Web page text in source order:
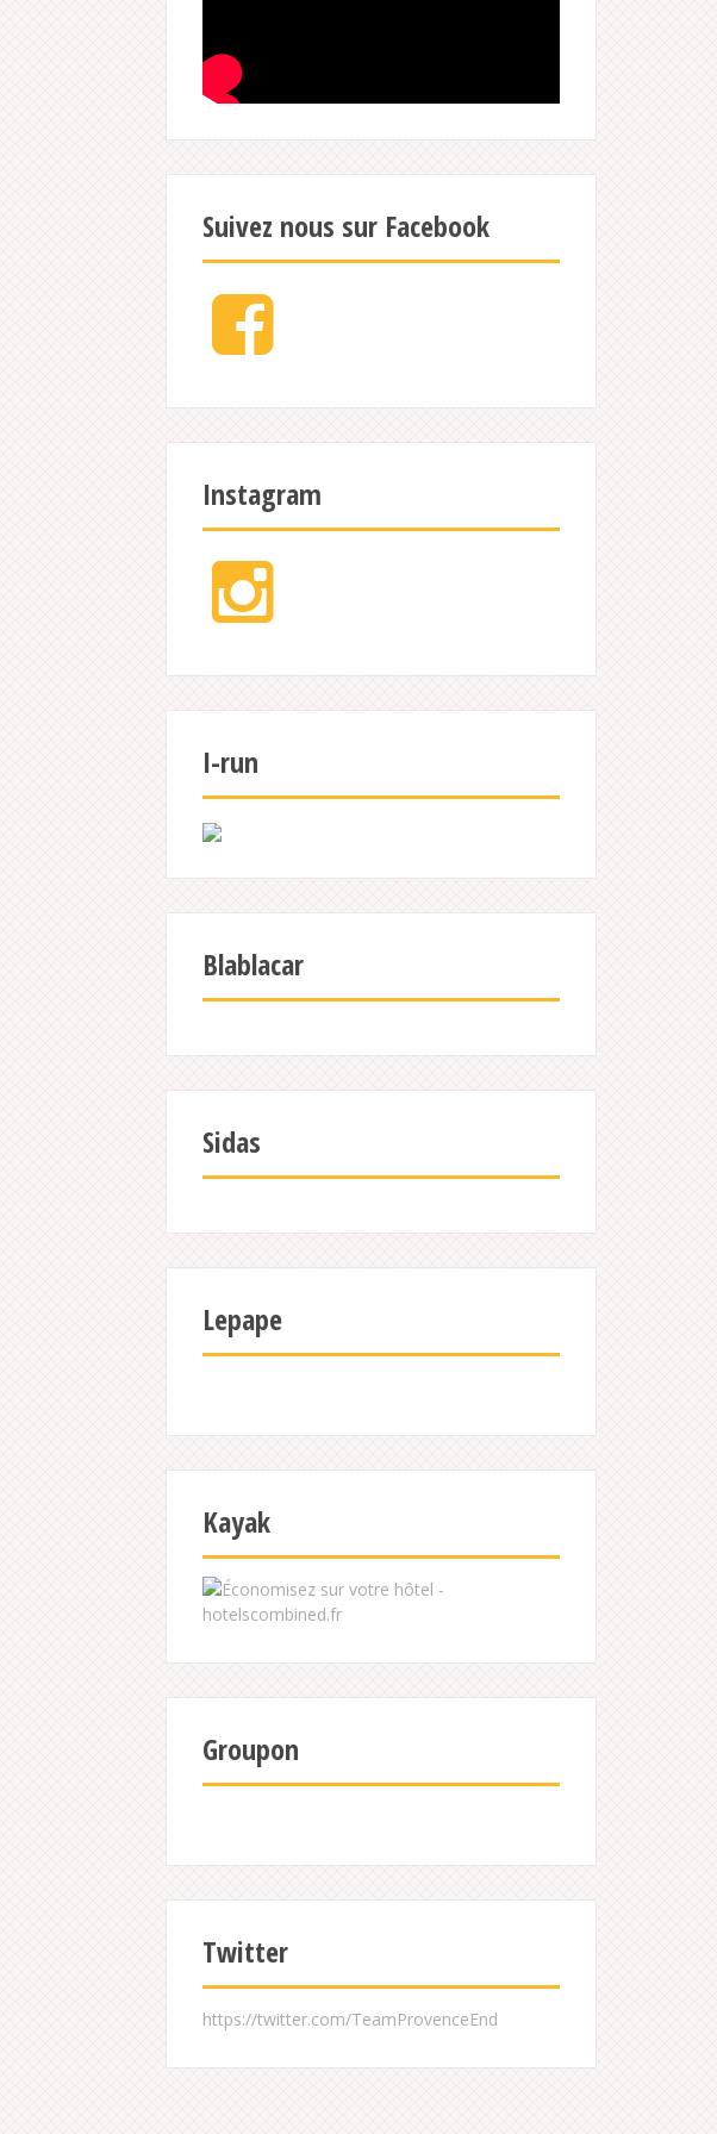
Suivez nous sur Facebook
Facebook
Instagram
Instagram
I-run
Blablacar
Sidas
Lepape
Kayak
Groupon
Twitter
https://twitter.com/TeamProvenceEnd